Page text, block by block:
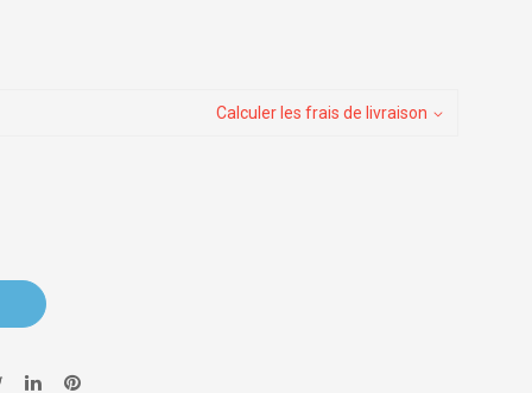
Calculer les frais de livraison